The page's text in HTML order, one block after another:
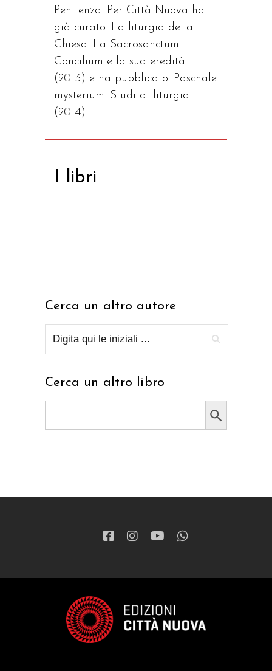
Penitenza. Per Città Nuova ha
già curato: La liturgia della
Chiesa. La Sacrosanctum
Concilium e la sua eredità
(2013) e ha pubblicato: Paschale
mysterium. Studi di liturgia
(2014).
I libri
Cerca un altro autore
Cerca un altro libro
Search Button